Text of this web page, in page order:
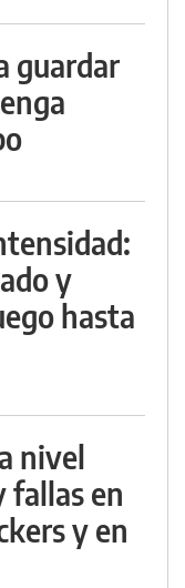
guardar
y
hasta
nivel
fallas en
y en